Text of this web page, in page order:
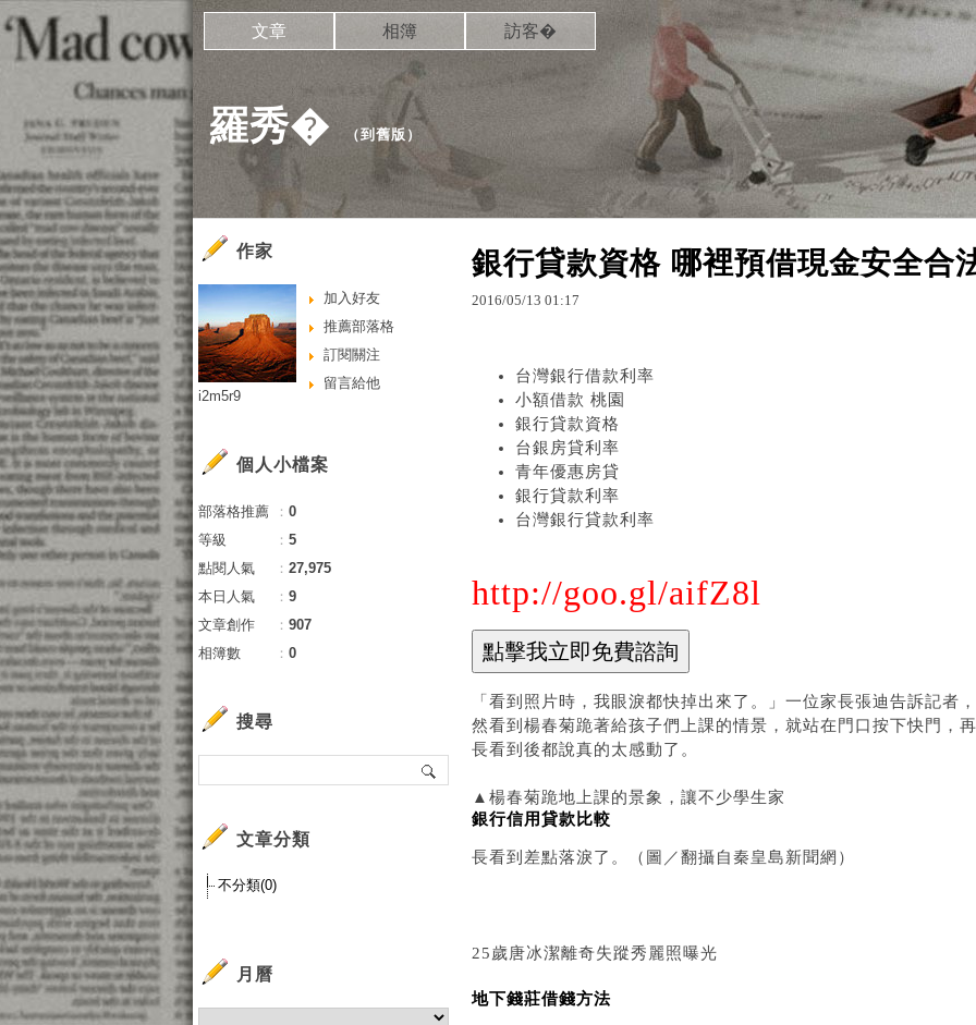
羅秀� （到舊版 ）
文章 相簿 訪客�
銀行貸款資格 哪裡預借現金安全合
2016/05/13 01:17
台灣銀行借款利率
小額借款 桃園
銀行貸款資格
台銀房貸利率
青年優惠房貸
銀行貸款利率
台灣銀行貸款利率
http://goo.gl/aifZ8l
「看到照片時，我眼淚都快掉出來了。」一位家長張迪告訴記者
然看到楊春菊跪著給孩子們上課的情景，就站在門口按下快門，
長看到後都說真的太感動了。
▲楊春菊跪地上課的景象，讓不少學生家
銀行信用貸款比較
長看到差點落淚了。（圖／翻攝自秦皇島新聞網）
25歲唐冰潔離奇失蹤秀麗照曝光
地下錢莊借錢方法
作家
加入好友
推薦部落格
訂閱關注
留言給他
i2m5r9
個人小檔案
部落格推薦 ： 0
等級
： 5
點閱人氣
： 27,975
本日人氣
： 9
文章創作
： 907
相簿數
： 0
搜尋
文章分類
不分類(0)
月曆